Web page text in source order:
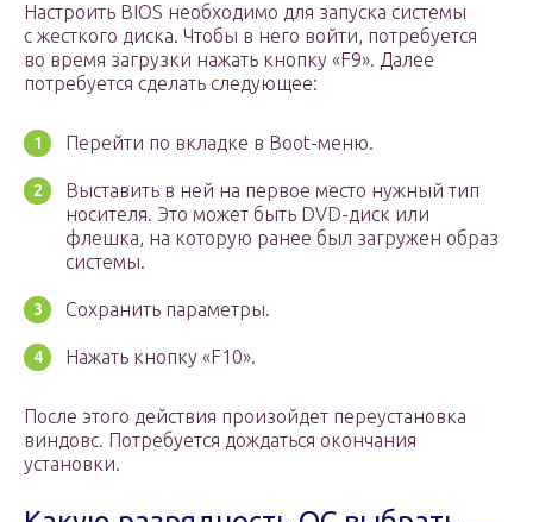
Настроить BIOS необходимо для запуска системы
с жесткого диска. Чтобы в него войти, потребуется
во время загрузки нажать кнопку «F9». Далее
потребуется сделать следующее:
Перейти по вкладке в Boot-меню.
Выставить в ней на первое место нужный тип
носителя. Это может быть DVD-диск или
флешка, на которую ранее был загружен образ
системы.
Сохранить параметры.
Нажать кнопку «F10».
После этого действия произойдет переустановка
виндовс. Потребуется дождаться окончания
установки.